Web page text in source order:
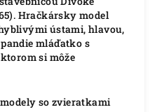
Hračkársky model
ústami, hlavou,
mláďatko s
si môže
so zvieratkami